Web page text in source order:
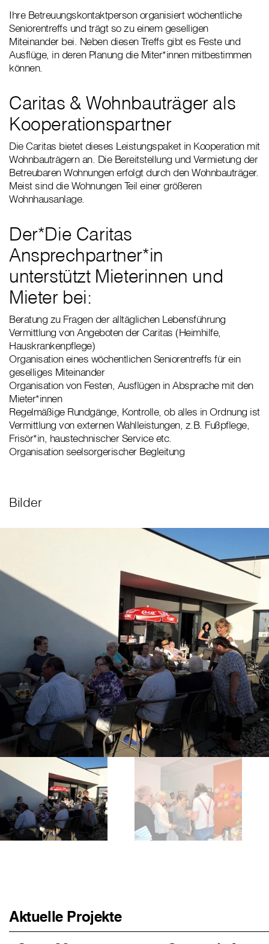
Ihre Betreuungskontaktperson organisiert wöchentliche
Seniorentreffs und trägt so zu einem geselligen
Miteinander bei. Neben diesen Treffs gibt es Feste und
Ausflüge, in deren Planung die Miter*innen mitbestimmen
können.
Caritas & Wohnbauträger als
Kooperationspartner
Die Caritas bietet dieses Leistungspaket in Kooperation mit
Wohnbauträgern an. Die Bereitstellung und Vermietung der
Betreubaren Wohnungen erfolgt durch den Wohnbauträger.
Meist sind die Wohnungen Teil einer größeren
Wohnhausanlage.
Der*Die Caritas
Ansprechpartner*in
unterstützt Mieterinnen und
Mieter bei:
Beratung zu Fragen der alltäglichen Lebensführung
Vermittlung von Angeboten der Caritas (Heimhilfe,
Hauskrankenpflege)
Organisation eines wöchentlichen Seniorentreffs für ein
geselliges Miteinander
Organisation von Festen, Ausflügen in Absprache mit den
Mieter*innen
Regelmäßige Rundgänge, Kontrolle, ob alles in Ordnung ist
Vermittlung von externen Wahlleistungen, z.B. Fußpflege,
Frisör*in, haustechnischer Service etc.
Organisation seelsorgerischer Begleitung
Bilder
Aktuelle Projekte